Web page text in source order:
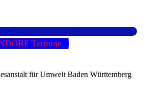
Termine
für Umwelt Baden Württemberg